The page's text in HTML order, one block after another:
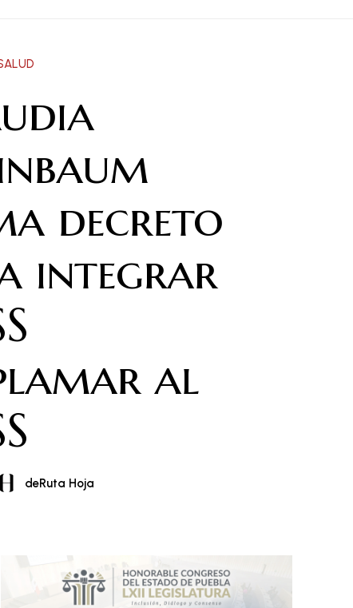
decreto
integrar
al
deRuta Hoja